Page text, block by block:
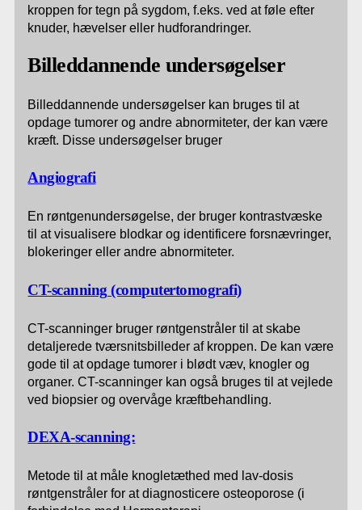
kroppen for tegn på sygdom, f.eks. ved at føle efter
knuder, hævelser eller hudforandringer.
Billeddannende undersøgelser
Billeddannende undersøgelser kan bruges til at
opdage tumorer og andre abnormiteter, der kan være
kræft. Disse undersøgelser bruger
Angiografi
En røntgenundersøgelse, der bruger kontrastvæske
til at visualisere blodkar og identificere forsnævringer,
blokeringer eller andre abnormiteter.
CT-scanning (computertomografi)
CT-scanninger bruger røntgenstråler til at skabe
detaljerede tværsnitsbilleder af kroppen. De kan være
gode til at opdage tumorer i blødt væv, knogler og
organer. CT-scanninger kan også bruges til at vejlede
ved biopsier og overvåge kræftbehandling.
DEXA-scanning:
Metode til at måle knogletæthed med lav-dosis
røntgenstråler for at diagnosticere osteoporose (i